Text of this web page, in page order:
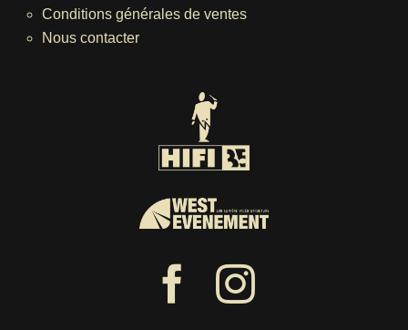
Conditions générales de ventes
Nous contacter